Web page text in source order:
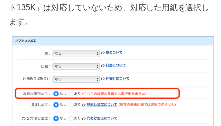
ト135K」は対応していないため、対応した用紙を選択し
ます。